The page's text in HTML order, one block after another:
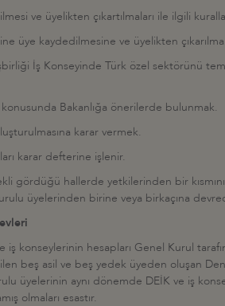
ve üyelikten çıkartılmaları ile ilgili
üye kaydedilmesine ve üyelikten
İş Konseyinde Türk özel sektörünü
Bakanlığa önerilerde bulunmak.
karar vermek.
karar defterine işlenir.
gördüğü hallerde yetkilerinden bir
üyelerinden birine veya birkaçına
iş konseylerinin hesapları Genel Kurul
beş asil ve beş yedek üyeden oluşan
üyelerinin aynı dönemde DEİK ve iş
olmaları esastır.